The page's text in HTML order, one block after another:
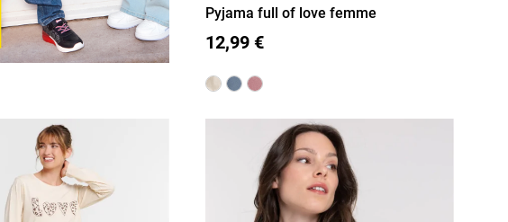
S M
Pyjama full of love femme
12,99 €